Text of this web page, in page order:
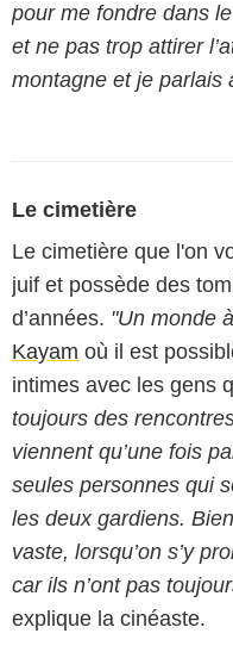
pour me fondre dans
et ne pas trop attirer
montagne et je parlais
Le cimetière
Le cimetière que l'on
juif et possède des
d’années. "Un monde
Kayam où il est
intimes avec les gens
toujours des
viennent qu’une fois
seules personnes qui
les deux gardiens.
vaste, lorsqu’on s’y
car ils n’ont pas
explique la cinéaste.